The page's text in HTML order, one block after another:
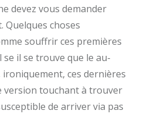
devez vous demander
Quelques choses
souffrir ces premières
il se trouve que le au-
ces dernières
version touchant à trouver
de arriver via pas